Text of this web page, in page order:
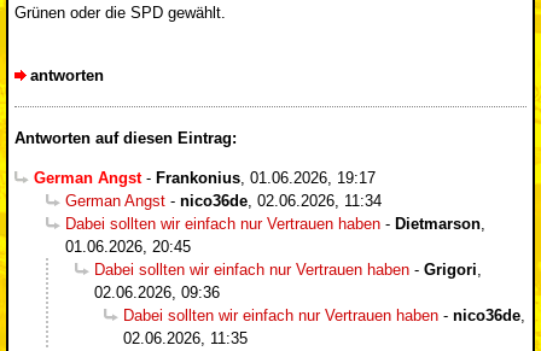
Grünen oder die SPD gewählt.
antworten
Antworten auf diesen Eintrag:
German Angst- Frankonius, 01.06.2026, 19:17
German Angst - nico36de, 02.06.2026, 11:34
Dabei sollten wir einfach nur Vertrauen haben - Dietmarson,
01.06.2026, 20:45
Dabei sollten wir einfach nur Vertrauen haben - Grigori,
02.06.2026, 09:36
Dabei sollten wir einfach nur Vertrauen haben - nico36de,
02.06.2026, 11:35